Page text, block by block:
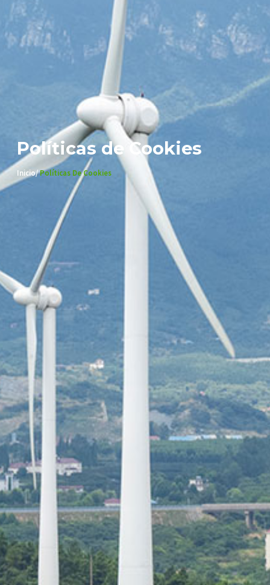
Políticas de Cookies
Inicio/Políticas De Cookies​​